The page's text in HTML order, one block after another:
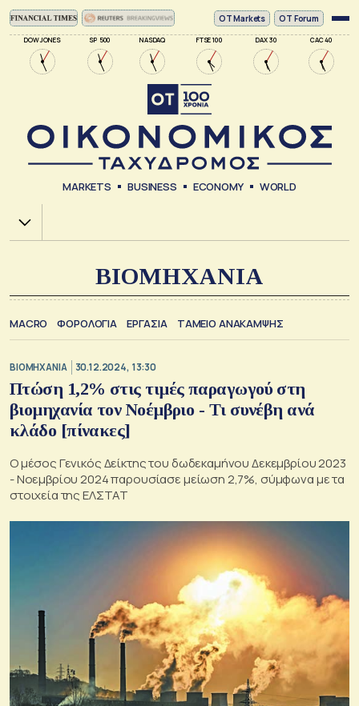
DOW JONES SP 500 NASDAQ FTSE 100 DAX 30 CAC 40
ΟΤ Markets OT Forum
MARKETS BUSINESS ECONOMY WORLD
Χ.Α.
ΒΙΟΜΗΧΑΝΙΑ
MACRO ΦΟΡΟΛΟΓΙΑ ΕΡΓΑΣΙΑ ΤΑΜΕΙΟ ΑΝΑΚΑΜΨΗΣ
ΒΙΟΜΗΧΑΝΙΑ 30.12.2024, 13:30
Πτώση 1,2% στις τιμές παραγωγού στη
βιομηχανία τον Νοέμβριο - Τι συνέβη ανά
κλάδο [πίνακες]
Ο μέσος Γενικός Δείκτης του δωδεκαμήνου Δεκεμβρίου 2023
- Νοεμβρίου 2024 παρουσίασε μείωση 2,7%, σύμφωνα με τα
στοιχεία της ΕΛΣΤΑΤ